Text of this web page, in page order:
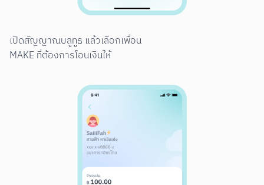
เปิดสัญญาณบลูทูธ แล้วเลือกเพื่อน
MAKE ที่ต้องการโอนเงินให้